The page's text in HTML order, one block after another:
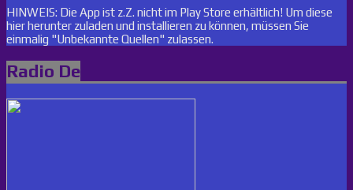
HINWEIS: Die App ist z.Z. nicht im Play Store erhältlich! Um diese
hier herunter zuladen und installieren zu können, müssen Sie
einmalig "Unbekannte Quellen" zulassen.
Radio De